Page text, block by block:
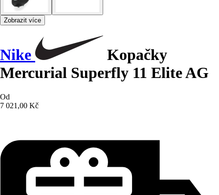
Zobrazit více
Nike
Kopačky
Mercurial Superfly 11 Elite AG
Od
7 021,00 Kč